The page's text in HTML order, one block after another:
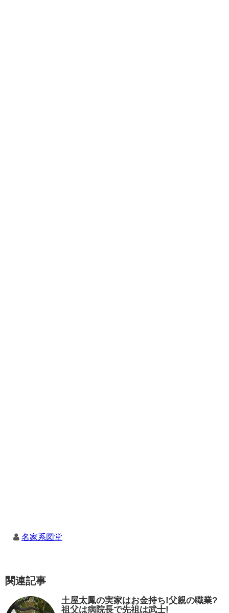
名家系図堂
関連記事
土屋太鳳の実家はお金持ち!父親の職業?
祖父は病院長で先祖は武士!